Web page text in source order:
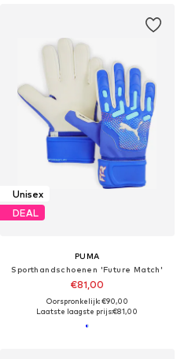
Unisex
DEAL
PUMA
Sporthandschoenen 'Future Match'
€81,00
Oorspronkelijk: €90,00
Laatste laagste prijs:€81,00